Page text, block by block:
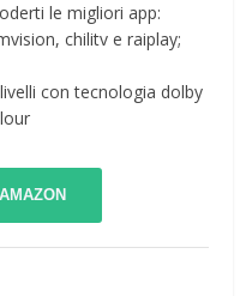
le migliori app:
chilitv e raiplay;
con tecnologia dolby